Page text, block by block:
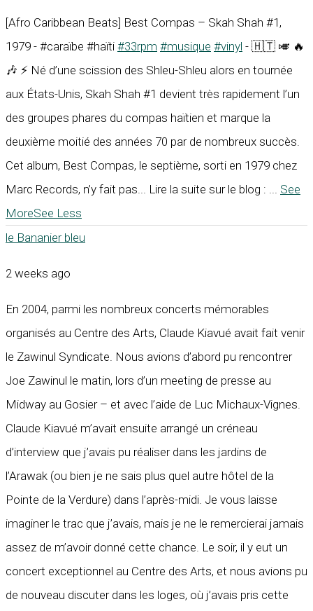
[Afro Caribbean Beats] Best Compas – Skah Shah #1,
1979 - #caraïbe #haïti #33rpm #musique #vinyl - 🇭🇹 🎺 🔥
🎶 ⚡ Né d’une scission des Shleu-Shleu alors en tournée
aux États-Unis, Skah Shah #1 devient très rapidement l’un
des groupes phares du compas haïtien et marque la
deuxième moitié des années 70 par de nombreux succès.
Cet album, Best Compas, le septième, sorti en 1979 chez
Marc Records, n’y fait pas... Lire la suite sur le blog : ... See
MoreSee Less
le Bananier bleu
2 weeks ago
En 2004, parmi les nombreux concerts mémorables
organisés au Centre des Arts, Claude Kiavué avait fait venir
le Zawinul Syndicate. Nous avions d’abord pu rencontrer
Joe Zawinul le matin, lors d’un meeting de presse au
Midway au Gosier – et avec l’aide de Luc Michaux-Vignes.
Claude Kiavué m’avait ensuite arrangé un créneau
d’interview que j’avais pu réaliser dans les jardins de
l’Arawak (ou bien je ne sais plus quel autre hôtel de la
Pointe de la Verdure) dans l’après-midi. Je vous laisse
imaginer le trac que j’avais, mais je ne le remercierai jamais
assez de m’avoir donné cette chance. Le soir, il y eut un
concert exceptionnel au Centre des Arts, et nous avions pu
de nouveau discuter dans les loges, où j’avais pris cette